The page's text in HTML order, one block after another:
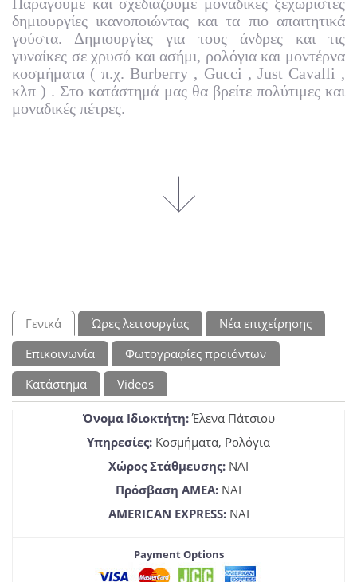
Παράγουμε και σχεδιάζουμε μοναδικές ξεχωριστές
δημιουργίες ικανοποιώντας και τα πιο απαιτητικά
γούστα. Δημιουργίες για τους άνδρες και τις
γυναίκες σε χρυσό και ασήμι, ρολόγια και μοντέρνα
κοσμήματα ( π.χ. Burberry , Gucci , Just Cavalli ,
κλπ ) . Στο κατάστημά μας θα βρείτε πολύτιμες και
μοναδικές πέτρες.
Γενικά Ώρες λειτουργίας
Νέα επιχείρησης
Επικοινωνία
Φωτογραφίες προιόντων
Κατάστημα
Videos
Όνομα Ιδιοκτήτη:Έλενα Πάτσιου
Υπηρεσίες: Κοσμήματα, Ρολόγια
Χώρος Στάθμευσης: NAI
Πρόσβαση ΑΜΕΑ: NAI
AMERICAN EXPRESS:NAI
Payment Options